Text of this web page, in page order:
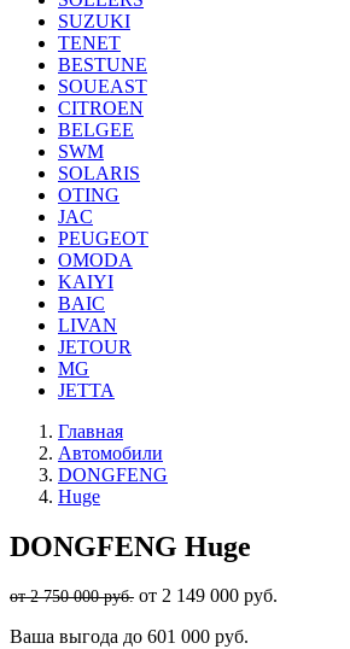
SUZUKI
TENET
BESTUNE
SOUEAST
CITROEN
BELGEE
SWM
SOLARIS
OTING
JAC
PEUGEOT
OMODA
KAIYI
BAIC
LIVAN
JETOUR
MG
JETTA
Главная
Автомобили
DONGFENG
Huge
DONGFENG Huge
от 2 750 000 руб. от 2 149 000 руб.
Ваша выгода до 601 000 руб.